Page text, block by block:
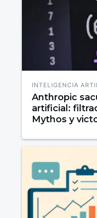
INTELIGENCIA
Anthropic
artificial:
Mythos y